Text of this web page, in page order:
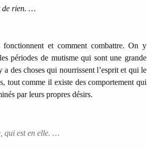
de rien. …
fonctionnent et comment combattre. On y
périodes de mutisme qui sont une grande
des choses qui nourrissent l’esprit et qui le
tout comme il existe des comportement qui
par leurs propres désirs.
qui est en elle. …